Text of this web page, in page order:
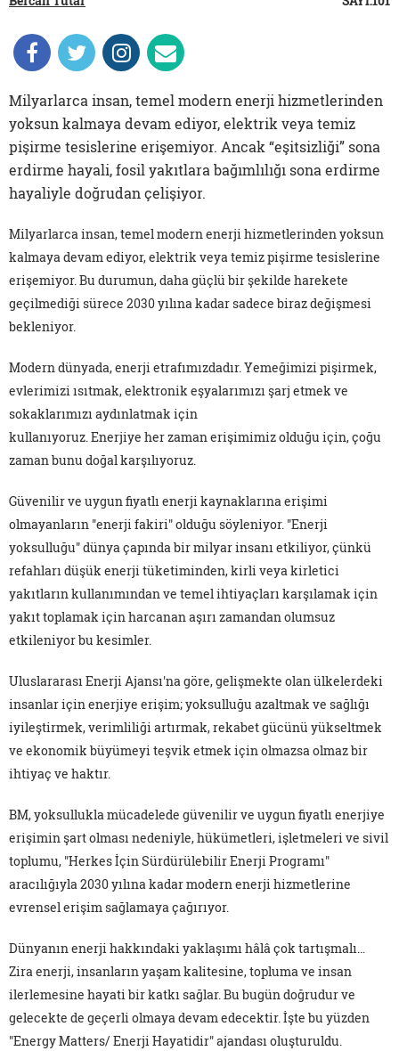
Milyarlarca insan, temel modern enerji hizmetlerinden
yoksun kalmaya devam ediyor, elektrik veya temiz
pişirme tesislerine erişemiyor. Ancak “eşitsizliği” sona
erdirme hayali, fosil yakıtlara bağımlılığı sona erdirme
hayaliyle doğrudan çelişiyor.
Milyarlarca insan, temel modern enerji hizmetlerinden yoksun
kalmaya devam ediyor, elektrik veya temiz pişirme tesislerine
erişemiyor. Bu durumun, daha güçlü bir şekilde harekete
geçilmediği sürece 2030 yılına kadar sadece biraz değişmesi
bekleniyor.
Modern dünyada, enerji etrafımızdadır. Yemeğimizi pişirmek,
evlerimizi ısıtmak, elektronik eşyalarımızı şarj etmek ve
sokaklarımızı aydınlatmak için
kullanıyoruz. Enerjiye her zaman erişimimiz olduğu için, çoğu
zaman bunu doğal karşılıyoruz.
Güvenilir ve uygun fiyatlı enerji kaynaklarına erişimi
olmayanların "enerji fakiri" olduğu söyleniyor. "Enerji
yoksulluğu" dünya çapında bir milyar insanı etkiliyor, çünkü
refahları düşük enerji tüketiminden, kirli veya kirletici
yakıtların kullanımından ve temel ihtiyaçları karşılamak için
yakıt toplamak için harcanan aşırı zamandan olumsuz
etkileniyor bu kesimler.
Uluslararası Enerji Ajansı'na göre, gelişmekte olan ülkelerdeki
insanlar için enerjiye erişim; yoksulluğu azaltmak ve sağlığı
iyileştirmek, verimliliği artırmak, rekabet gücünü yükseltmek
ve ekonomik büyümeyi teşvik etmek için olmazsa olmaz bir
ihtiyaç ve haktır.
BM, yoksullukla mücadelede güvenilir ve uygun fiyatlı enerjiye
erişimin şart olması nedeniyle, hükümetleri, işletmeleri ve sivil
toplumu, "Herkes İçin Sürdürülebilir Enerji Programı"
aracılığıyla 2030 yılına kadar modern enerji hizmetlerine
evrensel erişim sağlamaya çağırıyor.
Dünyanın enerji hakkındaki yaklaşımı hâlâ çok tartışmalı…
Zira enerji, insanların yaşam kalitesine, topluma ve insan
ilerlemesine hayati bir katkı sağlar. Bu bugün doğrudur ve
gelecekte de geçerli olmaya devam edecektir. İşte bu yüzden
"Energy Matters/ Enerji Hayatidir" ajandası oluşturuldu.